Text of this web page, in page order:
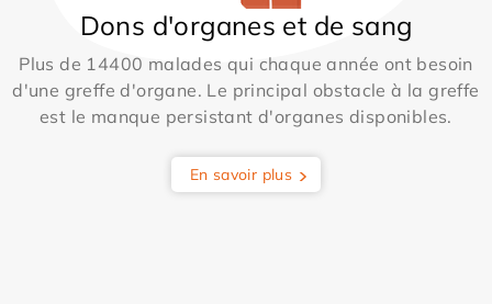
Dons d'organes et de sang
Plus de 14400 malades qui chaque année ont besoin
d'une greffe d'organe. Le principal obstacle à la greffe
est le manque persistant d'organes disponibles.
En savoir plus